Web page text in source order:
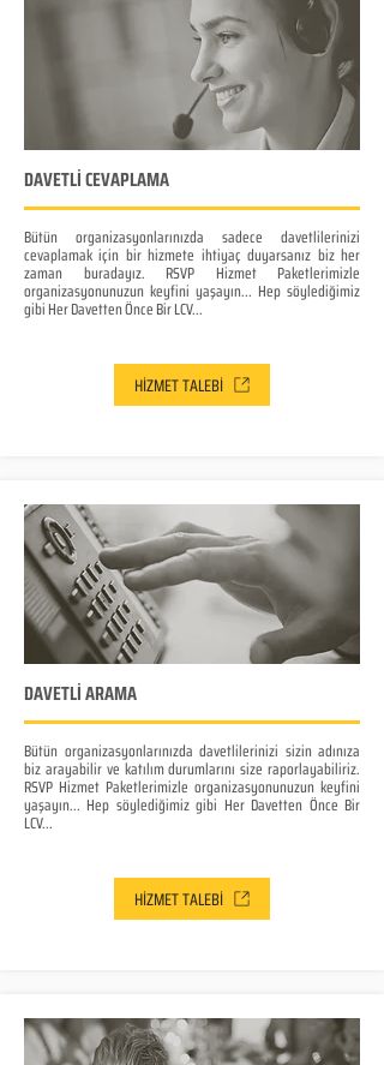
DAVETLİ CEVAPLAMA
Bütün organizasyonlarınızda sadece davetlilerinizi
cevaplamak için bir hizmete ihtiyaç duyarsanız biz her
zaman buradayız. RSVP Hizmet Paketlerimizle
organizasyonunuzun keyfini yaşayın... Hep söylediğimiz
gibi Her Davetten Önce Bir LCV...
HİZMET TALEBİ
DAVETLİ ARAMA
Bütün organizasyonlarınızda davetlilerinizi sizin adınıza
biz arayabilir ve katılım durumlarını size raporlayabiliriz.
RSVP Hizmet Paketlerimizle organizasyonunuzun keyfini
yaşayın... Hep söylediğimiz gibi Her Davetten Önce Bir
LCV...
HİZMET TALEBİ